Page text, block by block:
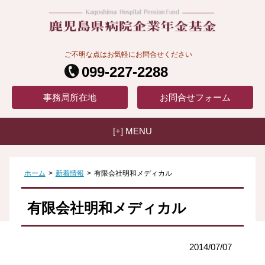
ご不明な点はお気軽にお問合せください
099-227-2288
事務局所在地 お問合せフォーム
[+] MENU
ホーム > 新着情報 > 有限会社明和メディカル
有限会社明和メディカル
2014/07/07